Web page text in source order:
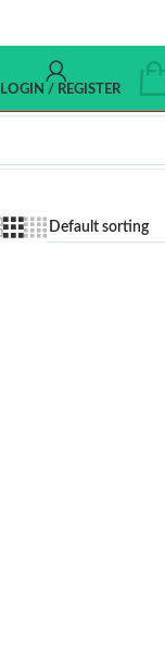
LOGIN / REGISTER